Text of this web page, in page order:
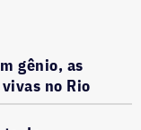
gênio, as
no Rio